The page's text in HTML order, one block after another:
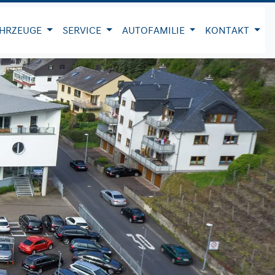
SERVICE AUTOFAMILIE KONTAKT